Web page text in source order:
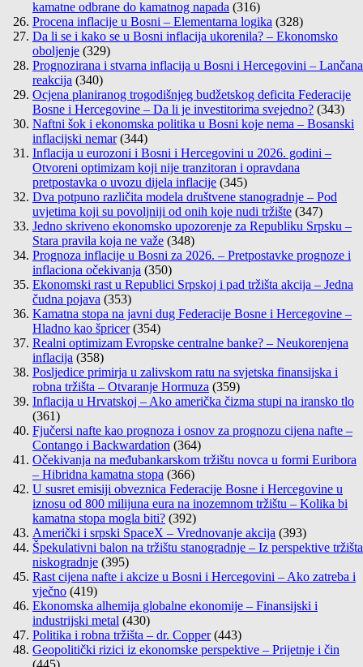
kamatne odbrane do kamatnog napada (316)
Procena inflacije u Bosni – Elementarna logika (328)
Da li se i kako se u Bosni inflacija ukorenila? – Ekonomsko
oboljenje (329)
Prognozirana i stvarna inflacija u Bosni i Hercegovini – Lančana
reakcija (340)
Ocjena planiranog trogodišnjeg budžetskog deficita Federacije
Bosne i Hercegovine – Da li je investitorima svejedno? (343)
Naftni šok i ekonomska politika u Bosni koje nema – Bosanski
inflacijski nemar (344)
Inflacija u eurozoni i Bosni i Hercegovini u 2026. godini –
Otvoreni optimizam koji nije tranzitoran i opravdana
pretpostavka o uvozu dijela inflacije (345)
Dva potpuno različita modela društvene stanogradnje – Pod
uvjetima koji su povoljniji od onih koje nudi tržište (347)
Jedno skriveno ekonomsko upozorenje za Republiku Srpsku –
Stara pravila koja ne važe (348)
Prognoza inflacije u Bosni za 2026. – Pretpostavke prognoze i
inflaciona očekivanja (350)
Ekonomski rast u Republici Srpskoj i pad tržišta akcija – Jedna
čudna pojava (353)
Kamatna stopa na javni dug Federacije Bosne i Hercegovine –
Hladno kao špricer (354)
Realni optimizam Evropske centralne banke? – Neukorenjena
inflacija (358)
Posljedice primirja u zalivskom ratu na svjetska finansijska i
robna tržišta – Otvaranje Hormuza (359)
Inflacija u Hrvatskoj – Ako američka čizma stupi na iransko tlo
(361)
Fjučersi nafte kao prognoza i osnov za prognozu cijena nafte –
Contango i Backwardation (364)
Očekivanja na međubankarskom tržištu novca u formi Euribora
– Hibridna kamatna stopa (366)
U susret emisiji obveznica Federacije Bosne i Hercegovine u
iznosu od 800 milijuna eura na inozemnom tržištu – Kolika bi
kamatna stopa mogla biti? (392)
Američki i srpski SpaceX – Vrednovanje akcija (393)
Špekulativni balon na tržištu stanogradnje – Iz perspektive tržišta
niskogradnje (395)
Rast cijena nafte i akcize u Bosni i Hercegovini – Ako zatreba i
vječno (419)
Ekonomska alhemija globalne ekonomije – Finansijski i
industrijski metal (430)
Politika i robna tržišta – dr. Copper (443)
Geopolitički rizici iz ekonomske perspektive – Prijetnje i čin